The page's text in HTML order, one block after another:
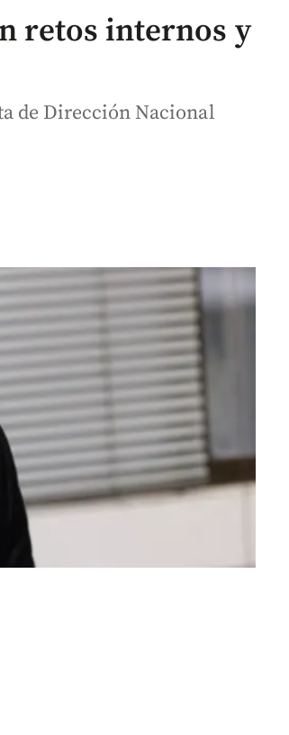
retos internos y
de Dirección Nacional